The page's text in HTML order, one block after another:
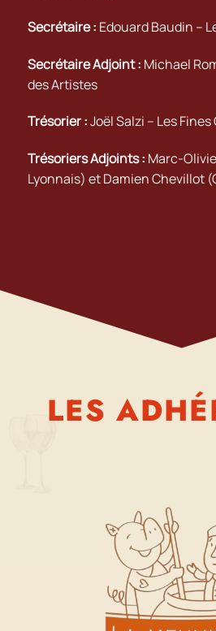
Secrétaire : Edouard Baudin –
Secrétaire Adjoint : Michael
des Artistes
Trésorier :Joël Salzi – Les
Trésoriers Adjoints : Marc-
Lyonnais) et Damien Chevillot
LES